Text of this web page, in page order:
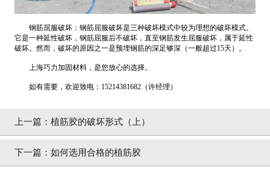
钢筋屈服破坏：钢筋屈服破坏是三种破坏模式中较为理想的破坏模式。
它是一种延性破坏，钢筋屈服后不破坏，直至钢筋发生屈服破坏，属于延性
破坏。然而，破坏的原因之一是预埋钢筋的深足够深（一般超过15天）。
上海巧力加固材料，是您放心的选择。
如有需要，欢迎致电：15214381682（许经理）
上一篇： 植筋胶的破坏形式（上）
下一篇： 如何选用合格的植筋胶